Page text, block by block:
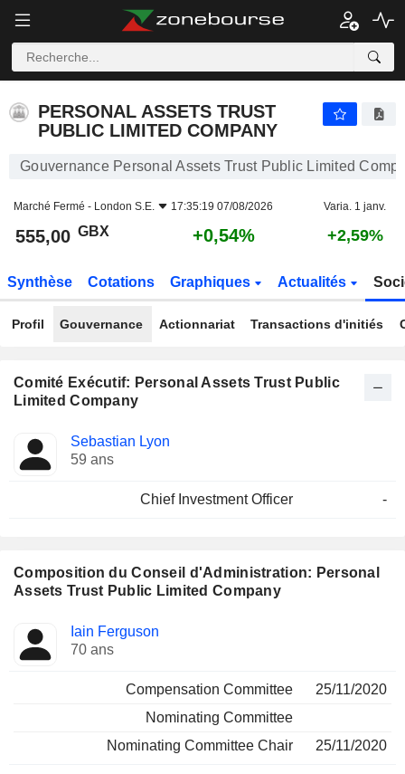
PERSONAL ASSETS TRUST
PUBLIC LIMITED COMPANY
Gouvernance Personal Assets Trust Public Limited
Marché Fermé - London S.E. 17:35:19 07/08/2026 Varia. 1 janv.
555,00 GBX +0,54% +2,59%
Synthèse Cotations Graphiques Actualités
Profil Gouvernance Actionnariat Transactions d'initiés
Comité Exécutif: Personal Assets Trust Public
Limited Company
Dirigeant
Fonctions
occupées
Sebastian Lyon
59 ans
Chief Investment Officer -
Composition du Conseil d'Administration: Personal
Assets Trust Public Limited Company
Administrateur Comités
Iain Ferguson
70 ans
Compensation Committee
25/11/2020
Nominating Committee
Nominating Committee Chair
25/11/2020